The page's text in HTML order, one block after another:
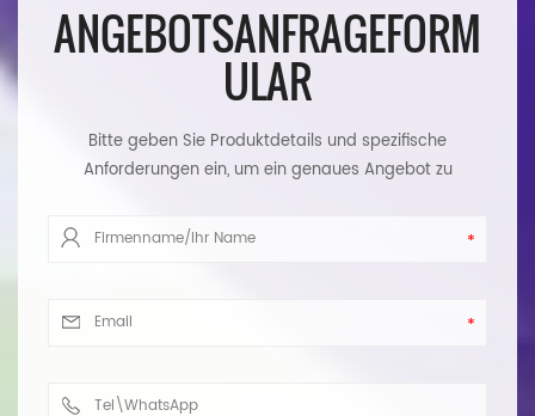
ANGEBOTSANFRAGEFORM
ULAR
Bitte geben Sie Produktdetails und spezifische
Anforderungen ein, um ein genaues Angebot zu
antworten.